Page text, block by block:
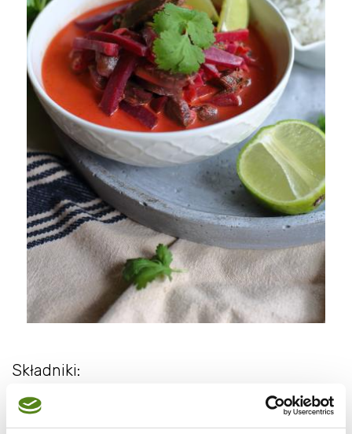
Składniki:
4 kiszone buraki
2 szalotki